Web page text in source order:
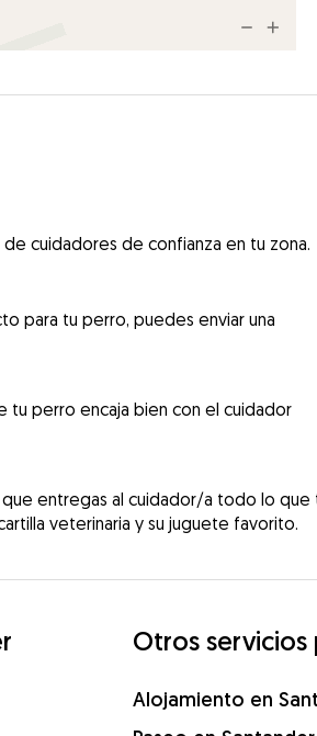
cuidadores de confianza en tu zona.
para tu perro, puedes enviar una
tu perro encaja bien con el cuidador
entregas al cuidador/a todo lo que
veterinaria y su juguete favorito.
Otros servicios
Alojamiento en